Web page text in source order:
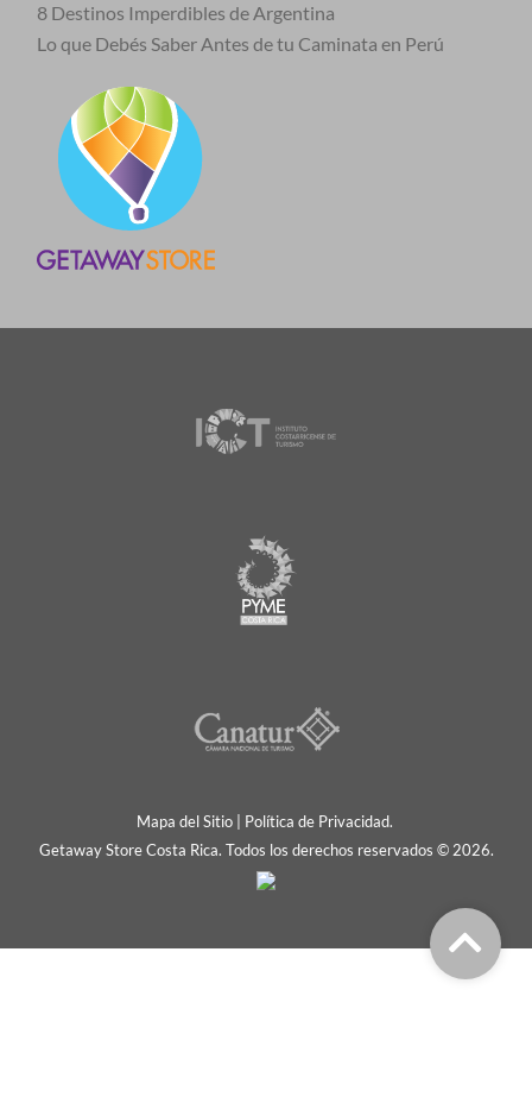
8 Destinos Imperdibles de Argentina
Lo que Debés Saber Antes de tu Caminata en Perú
Mapa del Sitio| Política de Privacidad.
Getaway Store Costa Rica. Todos los derechos reservados © 2026.